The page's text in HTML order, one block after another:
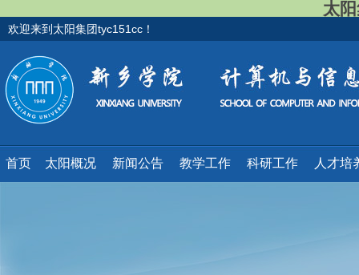
太
欢迎来到太阳集团tyc151cc！
首页 太阳概况 新闻公告 教学工作 科研工作 人才培